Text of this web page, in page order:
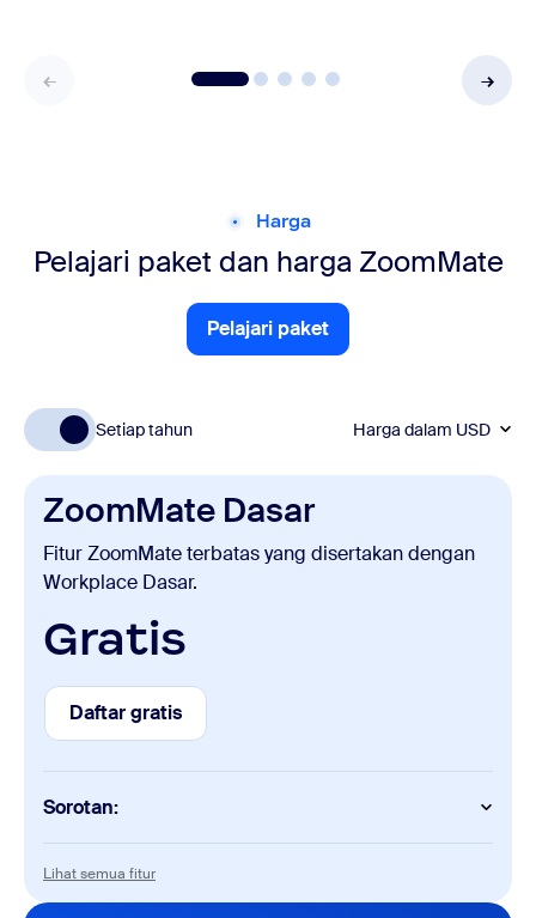
Harga
Pelajari paket dan harga ZoomMate
Pelajari paket
Pelajari paket
Setiap tahun Harga dalam USD
ZoomMate Dasar
Fitur ZoomMate terbatas yang disertakan dengan
Workplace Dasar.
Gratis
Daftar gratis
Daftar gratis
Sorotan:
Ringkasan rapat (untuk 3 rapat yang
Lihat semua fitur